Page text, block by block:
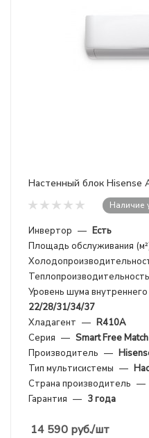
Настенный блок Hisense
Наличие
Инвертор — Есть
Площадь обслуживания
Уровень шума
22/28/31/34/37
Хладагент — R410A
Серия — Smart Free
Производитель —
Тип мультисистемы —
Страна производитель —
Гарантия — 3 года
14 590 руб./шт